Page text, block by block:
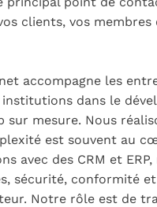
clients, vos membres
accompagne les
dans le
sur mesure. Nous
est souvent au
avec des CRM et ERP,
sécurité, conformité et
Notre rôle est de